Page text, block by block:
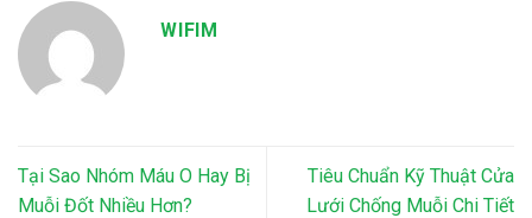
WIFIM
Tại Sao Nhóm Máu O Hay Bị
Muỗi Đốt Nhiều Hơn?
Tiêu Chuẩn Kỹ Thuật Cửa
Lưới Chống Muỗi Chi Tiết